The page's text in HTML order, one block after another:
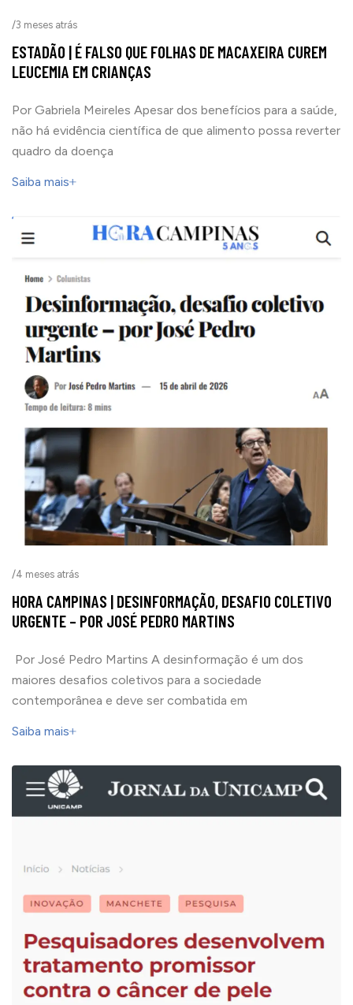
/3 meses atrás
ESTADÃO | É FALSO QUE FOLHAS DE MACAXEIRA CUREM
LEUCEMIA EM CRIANÇAS
Por Gabriela Meireles Apesar dos benefícios para a saúde,
não há evidência científica de que alimento possa reverter
quadro da doença
Saiba mais
/4 meses atrás
HORA CAMPINAS | DESINFORMAÇÃO, DESAFIO COLETIVO
URGENTE – POR JOSÉ PEDRO MARTINS
Por José Pedro Martins A desinformação é um dos
maiores desafios coletivos para a sociedade
contemporânea e deve ser combatida em
Saiba mais